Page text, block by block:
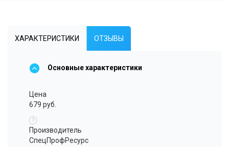
ХАРАКТЕРИСТИКИ ОТЗЫВЫ
Основные характеристики
Цена
679 руб.
?
Производитель
СпецПрофРесурс